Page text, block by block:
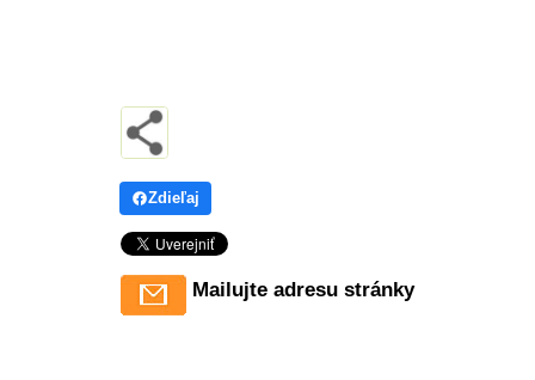
Zdieľaj
Mailujte adresu stránky